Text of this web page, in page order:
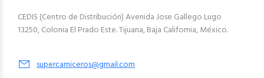
CEDIS (Centro de Distribución) Avenida Jose Gallego Lugo
13250, Colonia El Prado Este. Tijuana, Baja California, México.
supercarniceros@gmail.com